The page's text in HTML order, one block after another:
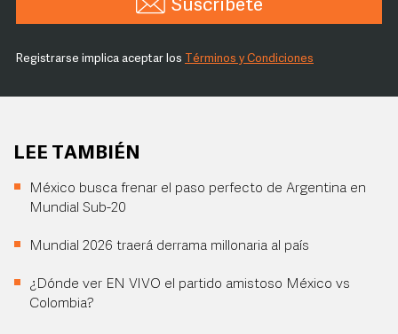
Suscríbete
Registrarse implica aceptar los Términos y Condiciones
LEE TAMBIÉN
México busca frenar el paso perfecto de Argentina en
Mundial Sub-20
Mundial 2026 traerá derrama millonaria al país
¿Dónde ver EN VIVO el partido amistoso México vs
Colombia?